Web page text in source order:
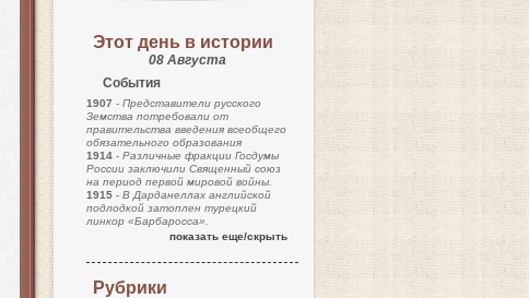
Этот день в истории
08 Августа
События
1907 - Представители русского
Земства потребовали от
правительства введения всеобщего
обязательного образования
1914 - Различные фракции Госдумы
России заключили Священный союз
на период первой мировой войны.
1915 - В Дарданеллах английской
подлодкой затоплен турецкий
линкор «Барбаросса».
показать еще/скрыть
Рубрики